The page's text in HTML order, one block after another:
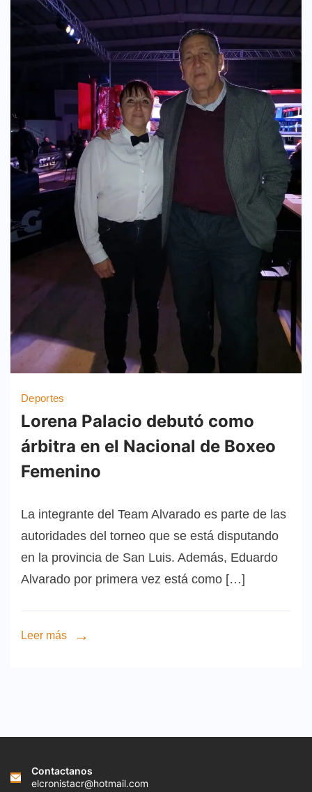
Deportes
Lorena Palacio debutó como
árbitra en el Nacional de Boxeo
Femenino
La integrante del Team Alvarado es parte de las
autoridades del torneo que se está disputando
en la provincia de San Luis. Además, Eduardo
Alvarado por primera vez está como […]
Leer más
Contactanos
elcronistacr@hotmail.com